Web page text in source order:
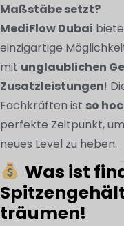
Maßstäbe setzt?
MediFlow Dubai
einzigartige
mit unglaublichen
Zusatzleistungen!
Fachkräften ist so
perfekte Zeitpunkt,
neues Level zu heben.
Was ist
träumen!